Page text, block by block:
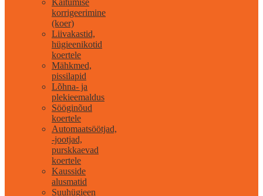
Käitumise
korrigeerimine
(koer)
Liivakastid,
hügieenikotid
koertele
Mähkmed,
pissilapid
Lõhna- ja
plekieemaldus
Sööginõud
koertele
Automaatsöötjad,
-jootjad,
purskkaevad
koertele
Kausside
alusmatid
Suuhügieen